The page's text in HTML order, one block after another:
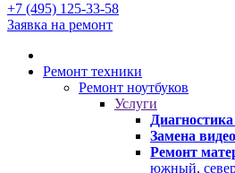
+7 (495) 125-33-58
Заявка на ремонт
Ремонт техники
Ремонт ноутбуков
Услуги
Замена
Ремонт
южный,